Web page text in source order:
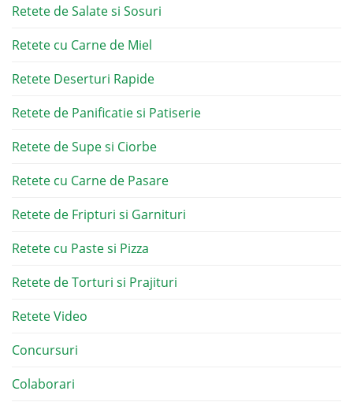
Retete de Salate si Sosuri
Retete cu Carne de Miel
Retete Deserturi Rapide
Retete de Panificatie si Patiserie
Retete de Supe si Ciorbe
Retete cu Carne de Pasare
Retete de Fripturi si Garnituri
Retete cu Paste si Pizza
Retete de Torturi si Prajituri
Retete Video
Concursuri
Colaborari